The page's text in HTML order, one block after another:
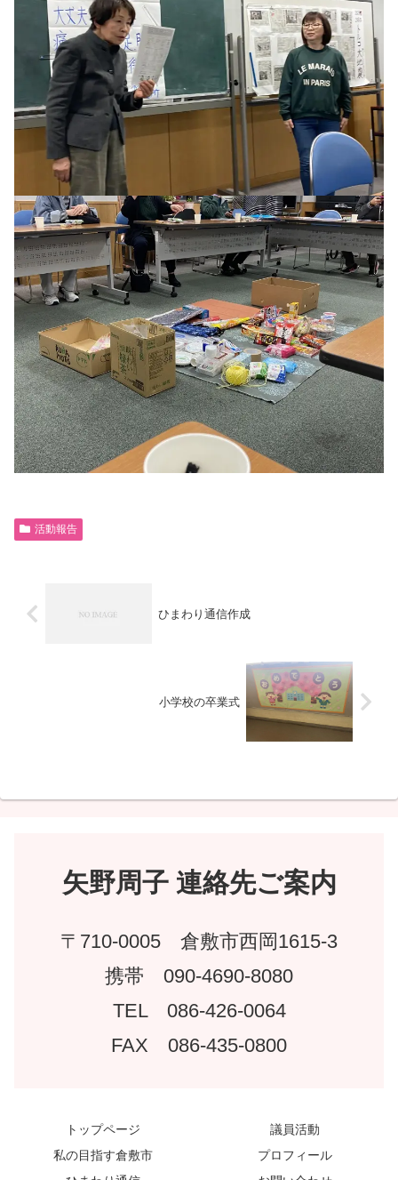
活動報告
ひまわり通信作成
小学校の卒業式
矢野周子 連絡先ご案内
〒710-0005 倉敷市西岡1615-3
携帯 090-4690-8080
TEL 086-426-0064
FAX 086-435-0800
トップページ
議員活動
私の目指す倉敷市
プロフィール